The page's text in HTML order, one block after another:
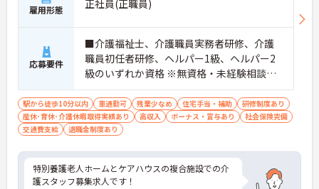
雇用形態 正社員(正職員)
応募要件
■介護福祉士、介護職員実務者研修、介護
職員初任者研修、ヘルパー1級、ヘルパー2
級のいずれか資格 ※無資格・未経験相談可
能
駅から徒歩10分以内 車通勤可 残業少なめ 住宅手当・補助
研修制度あり
産休･育休･介護休暇取得実績あり
高収入 ボーナス・賞与あり
社会保険完備
交通費支給
退職金制度あり
特別養護老人ホームとケアハウスの複合施設での介
護スタッフ募集求人です！